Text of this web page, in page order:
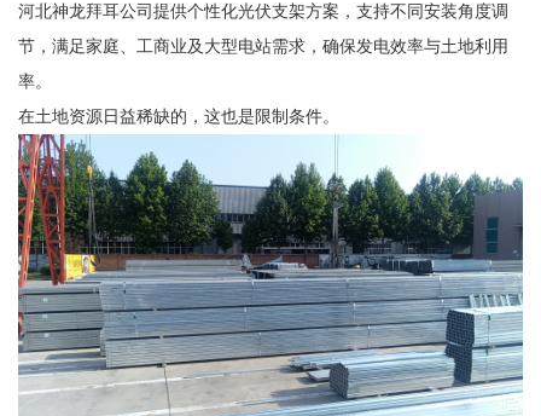
河北神龙拜耳公司提供个性化光伏支架方案，支持不同安装角度调
节，满足家庭、工商业及大型电站需求，确保发电效率与土地利用
率。
在土地资源日益稀缺的，这也是限制条件。